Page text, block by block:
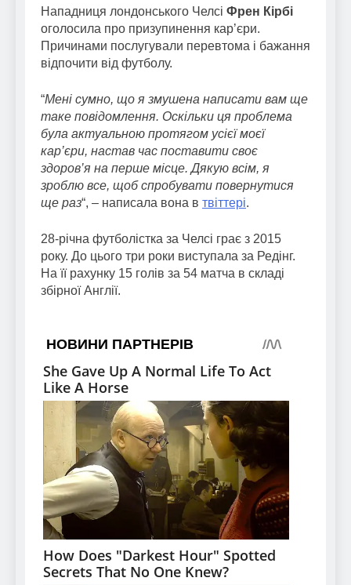
Нападниця лондонського Челсі Френ Кірбі
оголосила про призупинення кар’єри.
Причинами послугували перевтома і бажання
відпочити від футболу.
“Мені сумно, що я змушена написати вам ще
таке повідомлення. Оскільки ця проблема
була актуальною протягом усієї моєї
кар’єри, настав час поставити своє
здоров’я на перше місце. Дякую всім, я
зроблю все, щоб спробувати повернутися
ще раз“, – написала вона в твіттері.
28-річна футболістка за Челсі грає з 2015
року. До цього три роки виступала за Редінг.
На її рахунку 15 голів за 54 матча в складі
збірної Англії.